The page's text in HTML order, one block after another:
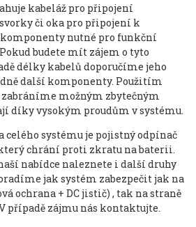
kabeláž pro připojení
či oka pro připojení k
komponenty nutné pro funkční
budete mít zájem o tyto
délky kabelů doporučíme jeho
další komponenty. Použitím
možným zbytečným
díky vysokým proudům v systému.
celého systému je pojistný odpínač
chrání proti zkratu na baterii.
nabídce naleznete i další druhy
jak systém zabezpečit jak na
ochrana + DC jistič) , tak na straně
případě zájmu nás kontaktujte.